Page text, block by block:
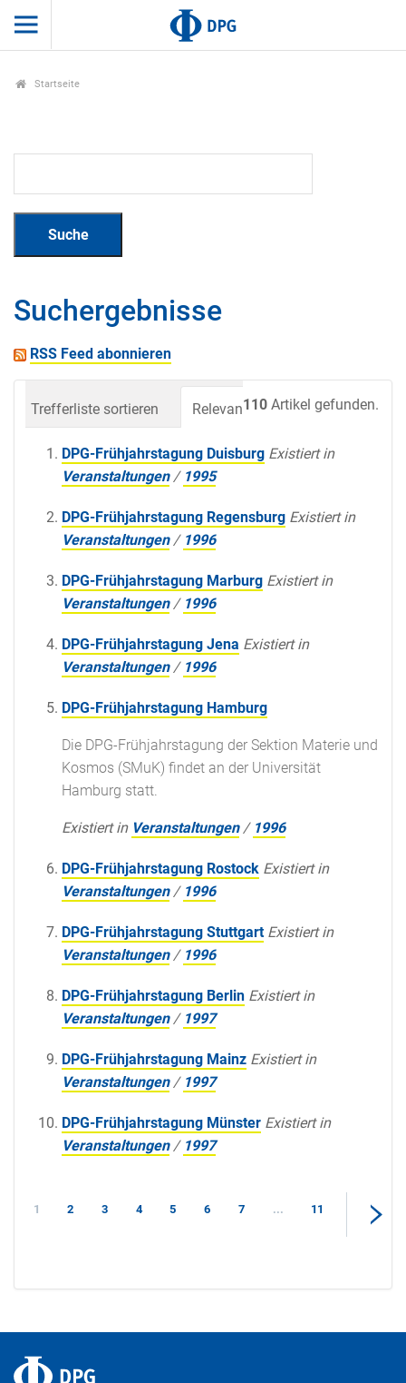
Startseite
Suchergebnisse
RSS Feed abonnieren
110 Artikel gefunden.
Trefferliste sortieren Relevanz Datum
DPG-Frühjahrstagung Duisburg Existiert in
Veranstaltungen / 1995
DPG-Frühjahrstagung Regensburg Existiert in
Veranstaltungen / 1996
DPG-Frühjahrstagung Marburg Existiert in
Veranstaltungen / 1996
DPG-Frühjahrstagung Jena Existiert in
Veranstaltungen / 1996
DPG-Frühjahrstagung Hamburg
Die DPG-Frühjahrstagung der Sektion Materie und
Kosmos (SMuK) findet an der Universität
Hamburg statt.
Existiert in Veranstaltungen / 1996
DPG-Frühjahrstagung Rostock Existiert in
Veranstaltungen / 1996
DPG-Frühjahrstagung Stuttgart Existiert in
Veranstaltungen / 1996
DPG-Frühjahrstagung Berlin Existiert in
Veranstaltungen / 1997
DPG-Frühjahrstagung Mainz Existiert in
Veranstaltungen / 1997
DPG-Frühjahrstagung Münster Existiert in
Veranstaltungen / 1997
1 2 3 4 5 6 7 ... 11